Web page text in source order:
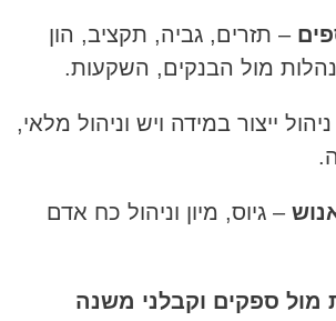
– תזרים, גביה, תקציב, הון
מול הבנקים, השקעות.
ייצור במידה ויש וניהול מלאי,
– גיוס, מיון וניהול כח אדם
מול ספקים וקבלני משנה